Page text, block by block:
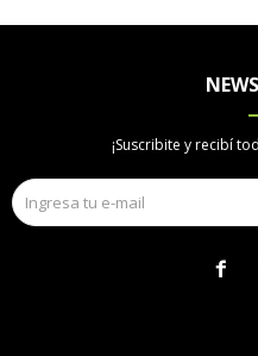
¡Suscribite y recibí
